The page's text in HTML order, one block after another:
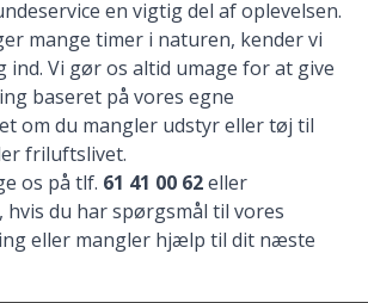
en vigtig del af oplevelsen.
mange timer i naturen, kender vi
ind. Vi gør os altid umage for at give
baseret på vores egne
om du mangler udstyreller tøj til
friluftslivet.
os på tlf. 61 41 00 62eller
, hvis du har spørgsmål til vores
eller mangler hjælp til dit næste